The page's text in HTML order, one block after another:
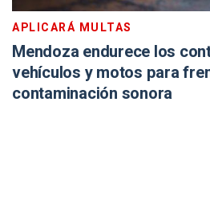
APLICARÁ MULTAS
Mendoza endurece los
vehículos y motos para
contaminación sonora